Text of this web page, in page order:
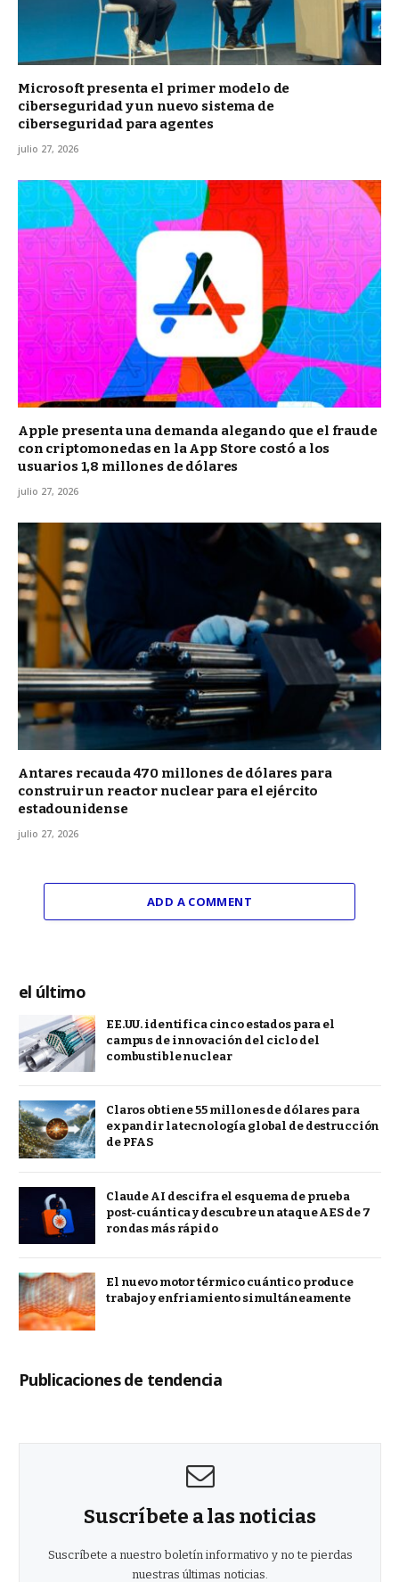
Microsoft presenta el primer modelo de
ciberseguridad y un nuevo sistema de
ciberseguridad para agentes
julio 27, 2026
Apple presenta una demanda alegando que el fraude
con criptomonedas en la App Store costó a los
usuarios 1,8 millones de dólares
julio 27, 2026
Antares recauda 470 millones de dólares para
construir un reactor nuclear para el ejército
estadounidense
julio 27, 2026
ADD A COMMENT
el último
EE.UU. identifica cinco estados para el
campus de innovación del ciclo del
combustible nuclear
Claros obtiene 55 millones de dólares para
expandir la tecnología global de destrucción
de PFAS
Claude AI descifra el esquema de prueba
post-cuántica y descubre un ataque AES de 7
rondas más rápido
El nuevo motor térmico cuántico produce
trabajo y enfriamiento simultáneamente
Publicaciones de tendencia
Suscríbete a las noticias
Suscríbete a nuestro boletín informativo y no te pierdas
nuestras últimas noticias.